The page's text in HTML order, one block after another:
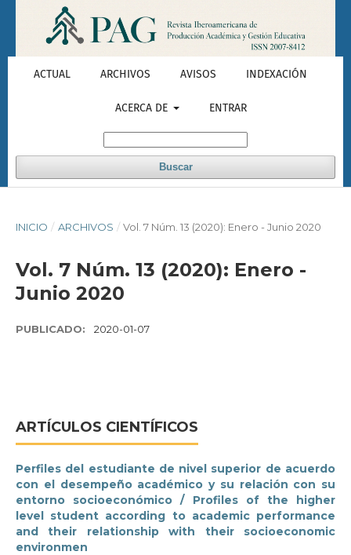
ACTUAL ARCHIVOS AVISOS INDEXACIÓN
ACERCA DE ENTRAR
Buscar
INICIO / ARCHIVOS / Vol. 7 Núm. 13 (2020): Enero - Junio 2020
Vol. 7 Núm. 13 (2020): Enero -
Junio 2020
PUBLICADO: 2020-01-07
ARTÍCULOS CIENTÍFICOS
Perfiles del estudiante de nivel superior de acuerdo
con el desempeño académico y su relación con su
entorno socioeconómico / Profiles of the higher
level student according to academic performance
and their relationship with their socioeconomic
environmen